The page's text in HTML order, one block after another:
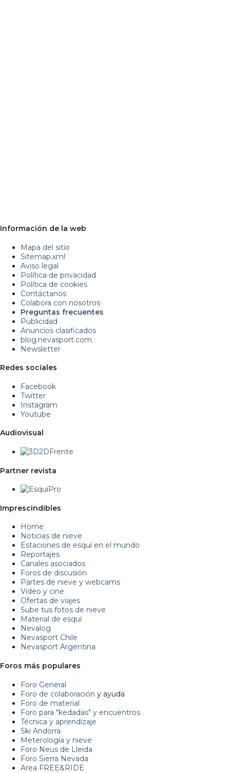
Información de la web
Mapa del sitio
Sitemap.xml
Aviso legal
Política de privacidad
Política de cookies
Contáctanos
Colabora con nosotros
Preguntas frecuentes
Publicidad
Anuncios clasificados
blog.nevasport.com
Newsletter
Redes sociales
Facebook
Twitter
Instagram
Youtube
Audiovisual
Partner revista
Imprescindibles
Home
Noticias de nieve
Estaciones de esquí en el mundo
Reportajes
Canales asociados
Foros de discusión
Partes de nieve y webcams
Vídeo y cine
Ofertas de viajes
Sube tus fotos de nieve
Material de esquí
Nevalog
Nevasport Chile
Nevasport Argentina
Foros más populares
Foro General
Foro de colaboración y ayuda
Foro de material
Foro para "kedadas" y encuentros
Técnica y aprendizaje
Ski Andorra
Meterología y nieve
Foro Neus de Lleida
Foro Sierra Nevada
Area FREE&RIDE